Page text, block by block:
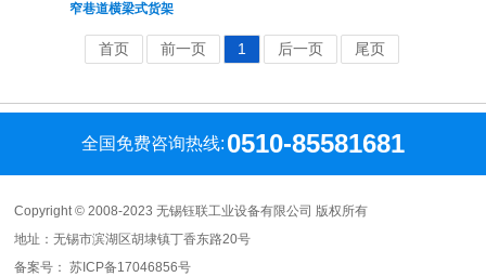
窄巷道横梁式货架
首页 前一页 1 后一页 尾页
全国免费咨询热线: 0510-85581681
Copyright © 2008-2023 无锡钰联工业设备有限公司 版权所有
地址：无锡市滨湖区胡埭镇丁香东路20号
备案号：苏ICP备17046856号